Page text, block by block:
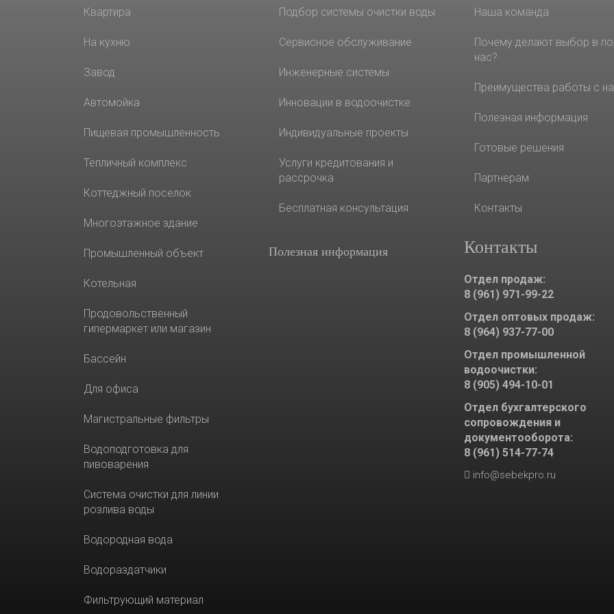
Квартира
На кухню
Завод
Автомойка
Пищевая промышленность
Тепличный комплекс
Коттеджный поселок
Многоэтажное здание
Промышленный объект
Котельная
Продовольственный
гипермаркет или магазин
Бассейн
Для офиса
Магистральные фильтры
Водоподготовка для
пивоварения
Система очистки для линии
розлива воды
Водородная вода
Водораздатчики
Фильтрующий материал
Подбор системы очистки воды
Сервисное обслуживание
Инженерные системы
Инновации в водоочистке
Индивидуальные проекты
Услуги кредитования и
рассрочка
Бесплатная консультация
Полезная информация
Наша команда
Почему делают выбор в
нас?
Преимущества работы с
Полезная информация
Готовые решения
Партнерам
Контакты
Контакты
Отдел продаж:
8 (961) 971-99-22
Отдел оптовых продаж:
8 (964) 937-77-00
Отдел промышленной
водоочистки:
8 (905) 494-10-01
Отдел бухгалтерского
сопровождения и
документооборота:
8 (961) 514-77-74
info@sebekpro.ru